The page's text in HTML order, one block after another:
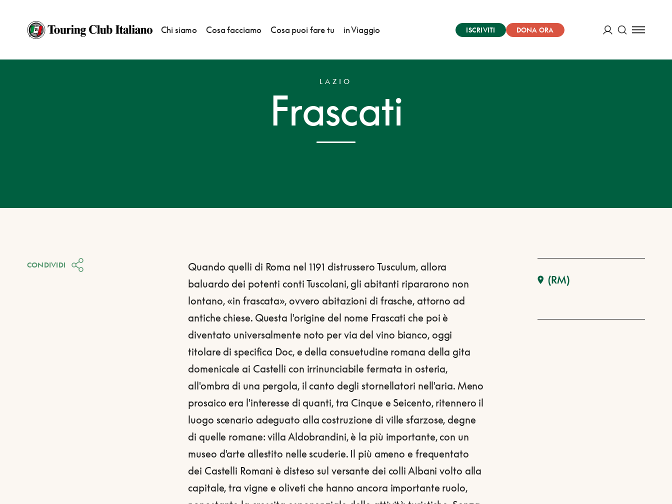
Chi siamo Cosa facciamo Cosa puoi fare tu in Viaggio ISCRIVITI
DONA ORA
HOME DESTINAZIONI FRASCATI
LAZIO
Frascati
Quando quelli di Roma nel 1191 distrussero Tusculum, allora
baluardo dei potenti conti Tuscolani, gli abitanti ripararono non
lontano, «in frascata», ovvero abitazioni di frasche, attorno ad
antiche chiese. Questa l'origine del nome Frascati che poi è
diventato universalmente noto per via del vino bianco, oggi
titolare di specifica Doc, e della consuetudine romana della gita
domenicale ai Castelli con irrinunciabile fermata in osteria,
all'ombra di una pergola, il canto degli stornellatori nell'aria. Meno
prosaico era l'interesse di quanti, tra Cinque e Seicento, ritennero il
luogo scenario adeguato alla costruzione di ville sfarzose, degne
di quelle romane: villa Aldobrandini, è la più importante, con un
museo d'arte allestito nelle scuderie. Il più ameno e frequentato
dei Castelli Romani è disteso sul versante dei colli Albani volto alla
capitale, tra vigne e oliveti che hanno ancora importante ruolo,
CONDIVIDI
(RM)